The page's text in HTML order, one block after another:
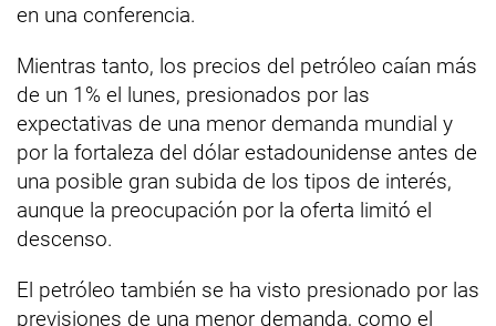
en una conferencia.
Mientras tanto, los precios del petróleo caían más
de un 1% el lunes, presionados por las
expectativas de una menor demanda mundial y
por la fortaleza del dólar estadounidense antes de
una posible gran subida de los tipos de interés,
aunque la preocupación por la oferta limitó el
descenso.
El petróleo también se ha visto presionado por las
previsiones de una menor demanda, como el